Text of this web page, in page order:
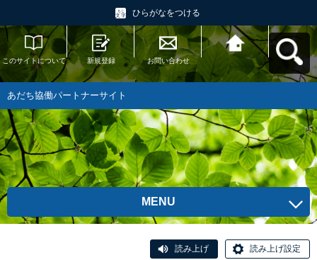
ひらがなをつける
このサイトについて 新規登録 お問い合わせ
あだち協働パートナ
ーサイトへ戻る
あだち協働パートナーサイト
MENU
読み上げ 読み上げ設定